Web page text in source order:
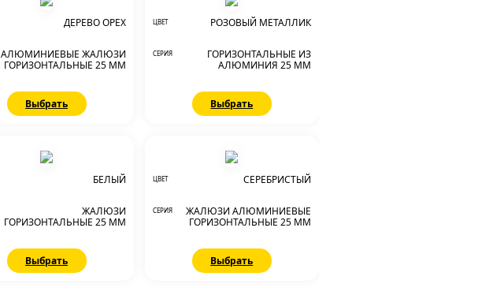
ДЕРЕВО ОРЕХ
АЛЮМИНИЕВЫЕ ЖАЛЮЗИ
ГОРИЗОНТАЛЬНЫЕ 25 ММ
Выбрать
ЦВЕТ РОЗОВЫЙ МЕТАЛЛИК
СЕРИЯ
ГОРИЗОНТАЛЬНЫЕ ИЗ
АЛЮМИНИЯ 25 ММ
Выбрать
БЕЛЫЙ
ЖАЛЮЗИ
ГОРИЗОНТАЛЬНЫЕ 25 ММ
Выбрать
ЦВЕТ СЕРЕБРИСТЫЙ
СЕРИЯ
ЖАЛЮЗИ АЛЮМИНИЕВЫЕ
ГОРИЗОНТАЛЬНЫЕ 25 ММ
Выбрать